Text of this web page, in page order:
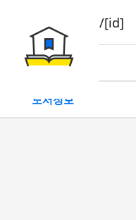
book/rent/[id]
대여
도서정보